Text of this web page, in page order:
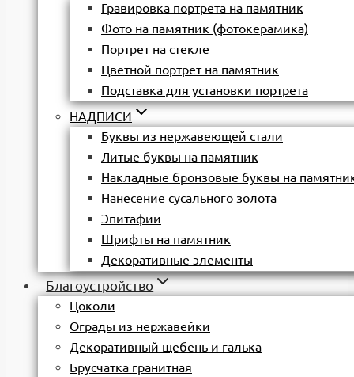
Гравировка портрета на памятник
Фото на памятник (фотокерамика)
Портрет на стекле
Цветной портрет на памятник
Подставка для установки портрета
НАДПИСИ
Буквы из нержавеющей стали
Литые буквы на памятник
Накладные бронзовые буквы на
Нанесение сусального золота
Эпитафии
Шрифты на памятник
Декоративные элементы
Благоустройство
Цоколи
Ограды из нержавейки
Декоративный щебень и галька
Брусчатка гранитная